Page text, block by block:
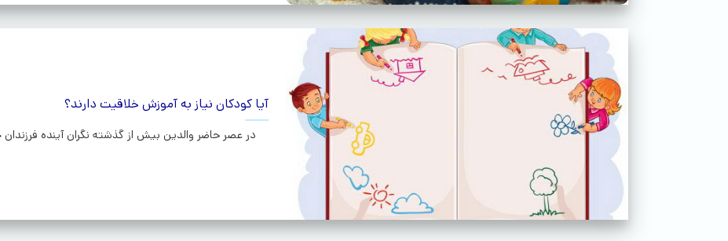
آیا کودکان نیاز به آموزش خلاقیت دارند؟
در عصر حاضر والدین بیش از گذشته نگران آینده